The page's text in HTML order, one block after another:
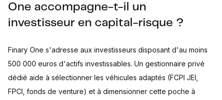
One accompagne-t-il un
investisseur en capital-risque ?
Finary One s'adresse aux investisseurs disposant d'au moins
500 000 euros d'actifs investissables. Un gestionnaire privé
dédié aide à sélectionner les véhicules adaptés (FCPI JEI,
FPCI, fonds de venture) et à dimensionner cette poche à